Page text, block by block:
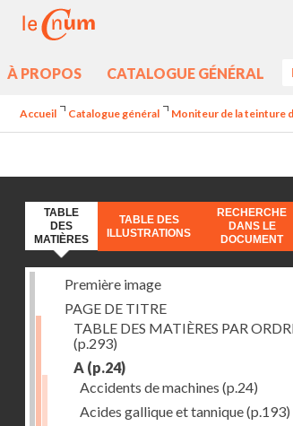
À PROPOS CATALOGUE GÉNÉRAL
Accueil Catalogue général Moniteur de la teinture
TABLE
DES
MATIÈRES
TABLE DES
ILLUSTRATIONS
RECHERCHE
DANS LE
DOCUMENT
Première image
PAGE DE TITRE
TABLE DES MATIÈRES PAR
(p.293)
A (p.24)
Accidents de machines (p.24)
Acides gallique et tannique(p.193)